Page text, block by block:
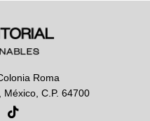
Roma
C.P. 64700